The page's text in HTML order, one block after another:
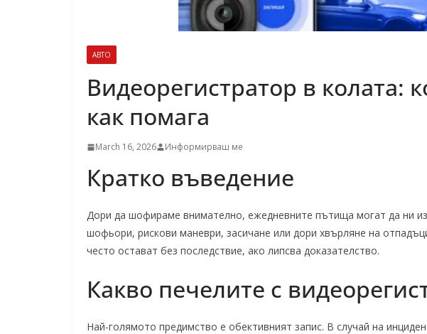
АВТО
Видеорегистратор в колата:
как помага
March 16, 2026 Информирваш ме
Кратко въведение
Дори да шофираме внимателно, ежедневните пътища могат да ни
шофьори, рискови маневри, засичане или дори хвърляне на
често остават без последствие, ако липсва доказателство.
Какво печелите с
Най-голямото предимство е обективният запис. В случай на